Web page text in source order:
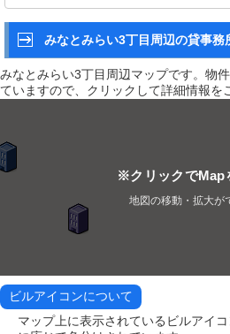
みなとみらい3丁目周辺の貸事務
みなとみらい3丁目周辺マップです。物
ていますので、クリックして詳細情報を
※クリックでMap
地図の移動・拡大が
ビルアイコンについて
マップ上に表示されているビルアイ